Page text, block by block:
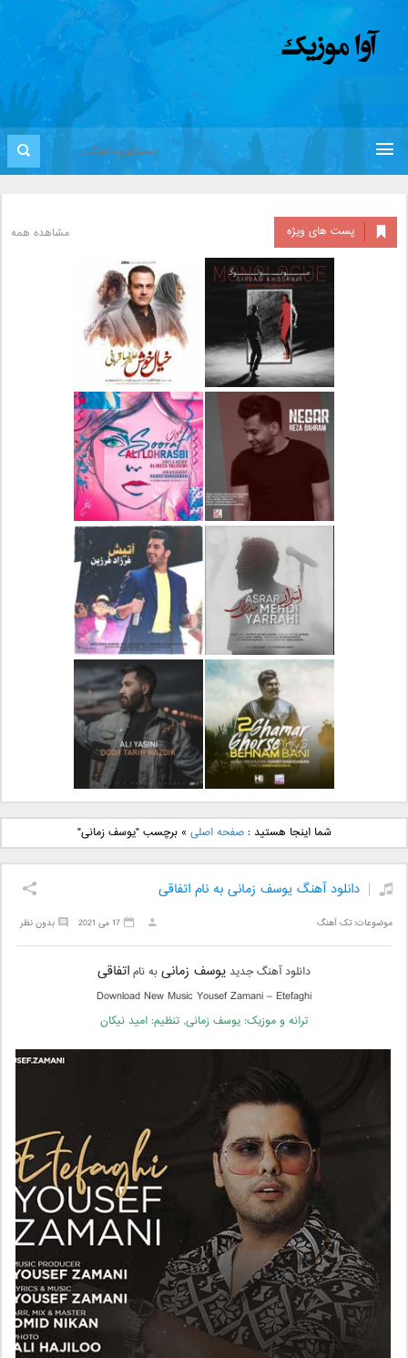
پست های ویژه مشاهده همه
دانلود آلبوم جدید سیروان
خسروی بنام مونولوگ
دانلود آهنگ جدید علیرضا
قربانی بنام خیال خوش
دانلود آهنگ جدید رضا
بهرام بنام نگار
دانلود آهنگ جدید علی
لهراسبی بنام صورت
دانلود آهنگ جدید مهدی
یراحی بنام اسرار
دانلود آهنگ جدید فرزاد
فرزین بنام آتیش
دانلود آهنگ جدید بهنام
بانی بنام قرص قمر 2
دانلود آهنگ جدید علی
یاسینی بنام دورترین نزدیک
شما اینجا هستید :صفحه اصلی »برچسب "یوسف زمانی"
دانلود آهنگ یوسف زمانی به نام اتفاقی
موضوعات:تک آهنگ بدون نظر 17 می 2021
دانلود آهنگ جدید یوسف زمانیبه ناماتفاقی
Download New Music Yousef Zamani – Etefaghi
ترانه و موزیک: یوسف زمانی, تنظیم: امید نیکان